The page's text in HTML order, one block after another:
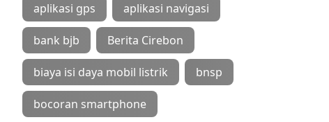
aplikasi gps aplikasi navigasi
bank bjb Berita Cirebon
biaya isi daya mobil listrik bnsp
bocoran smartphone